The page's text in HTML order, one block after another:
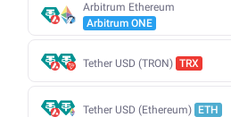
Arbitrum Ethereum
Arbitrum ONE
Tether USD (TRON) TRX
Tether USD (Ethereum) ETH